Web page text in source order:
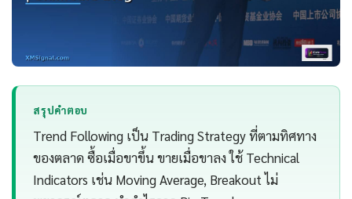
สรุปคำตอบ
Trend Following เป็น Trading Strategy ที่ตามทิศทาง
ของตลาด ซื้อเมื่อขาขึ้น ขายเมื่อขาลง ใช้ Technical
Indicators เช่น Moving Average, Breakout ไม่